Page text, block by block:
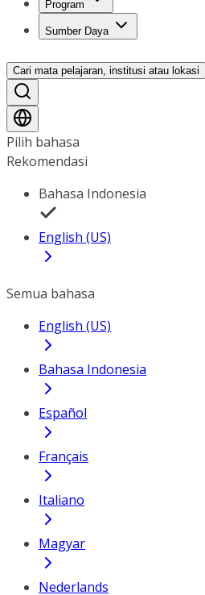
Program
Sumber Daya
Cari mata pelajaran, institusi atau lokasi
Pilih bahasa
Rekomendasi
Bahasa Indonesia
English (US)
Semua bahasa
English (US)
Bahasa Indonesia
Español
Français
Italiano
Magyar
Nederlands